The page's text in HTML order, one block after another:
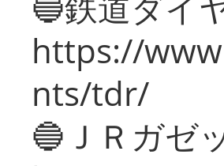
https://
nts/tdr/
🔵ＪＲガゼ